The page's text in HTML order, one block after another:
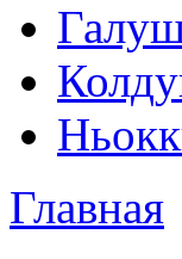
Главная